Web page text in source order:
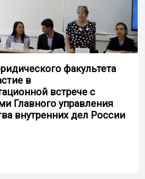
факультета
в
встрече с
Главного управления
внутренних дел России